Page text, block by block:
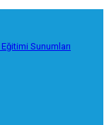
Sunumları